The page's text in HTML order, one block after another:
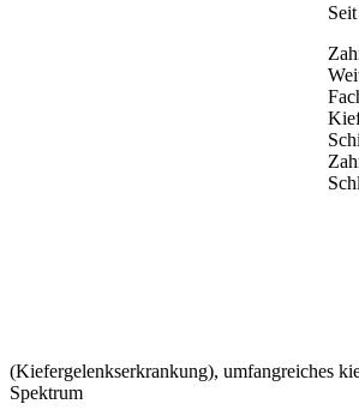
(Kiefergelenkserkrankung), umfangreiches
Spektrum